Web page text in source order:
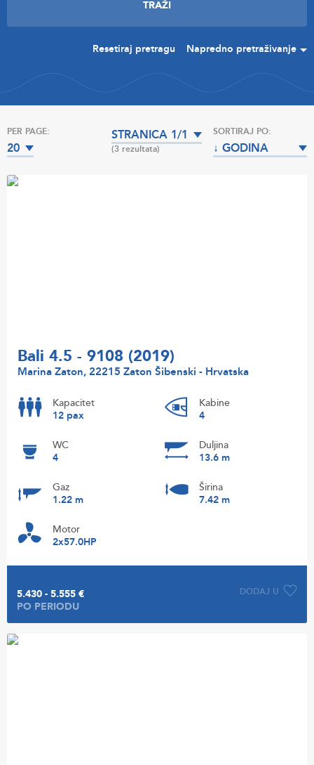
Resetiraj pretragu Napredno pretraživanje
PER PAGE:
20
STRANICA 1/1
(3 rezultata)
SORTIRAJ PO:
↓ GODINA
Bali 4.5 - 9108 (2019)
Marina Zaton, 22215 Zaton Šibenski - Hrvatska
Kapacitet
12 pax
Kabine
4
WC
4
Duljina
13.6 m
Gaz
1.22 m
Širina
7.42 m
Motor
2x57.0HP
DODAJ U
5.430 - 5.555 €
PO PERIODU